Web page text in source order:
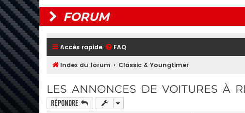
FORUM
Accès rapide FAQ
Index du forum Classic & Youngtimer
LES ANNONCES DE VOITURES À
Répondre